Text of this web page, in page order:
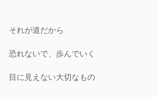
それが道だから
恐れないで、歩んでいく
目に見えない大切なもの